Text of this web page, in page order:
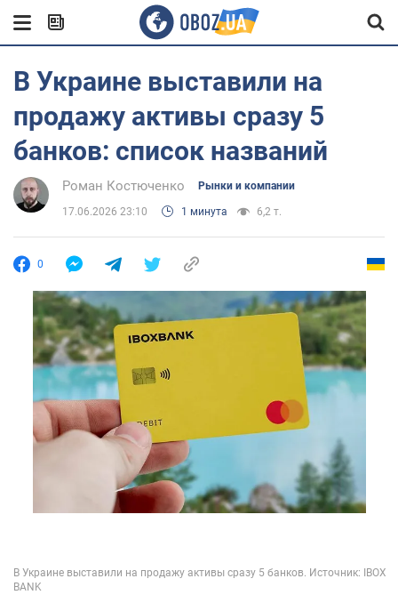
В Украине выставили на
продажу активы сразу 5
банков: список названий
Роман Костюченко Рынки и компании
17.06.2026 23:10 1 минута 6,2 т.
0